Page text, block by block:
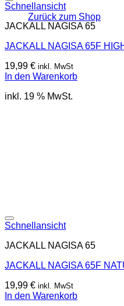
Zurück zum Shop
Schnellansicht
JACKALL NAGISA 65
JACKALL NAGISA 65F
19,99 € inkl. MwSt
In den Warenkorb
inkl. 19 % MwSt.
Schnellansicht
JACKALL NAGISA 65
JACKALL NAGISA 65F
19,99 € inkl. MwSt
In den Warenkorb